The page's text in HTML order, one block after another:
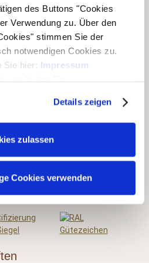
des Buttons "Cookies
Verwendung zu. Über den
stimmen Sie der
notwendigen Cookies zu.
Sie hier: Impressum
Details zeigen
zulassen
Cookies verwenden